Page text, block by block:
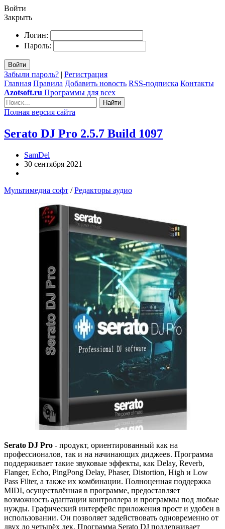
Войти
Закрыть
Логин:
Пароль:
Войти
Забыли пароль? | Регистрация
Главная Правила Добавить новость RSS-подписка Контакты
Azotsoft.ru Программы для всех
Найти
Полная версия сайта
Serato DJ Pro 2.5.7 Build 1097
SamDel
30 сентября 2021
Мультимедиа софт /Редакторы аудио
Serato DJ Pro - продукт, ориентированный как на
профессионалов, так и на начинающих диджеев. Программа
поддерживает такие звуковые эффекты, как Delay, Reverb,
Flanger, Echo, PingPong Delay, Phaser, Distortion, High и Low
Pass Filter, а также их комбинации. Полноценная поддержка
MIDI, осуществлённая в программе, предоставляет
возможность адаптации контроллера и программы под любые
нужды. Графический интерфейс приложения прост и удобен в
использовании. Он позволяет задействовать одновременно от
двух до четырёх дек. Программа Serato DJ поддерживает